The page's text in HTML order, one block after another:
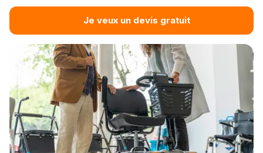
Je veux un devis gratuit